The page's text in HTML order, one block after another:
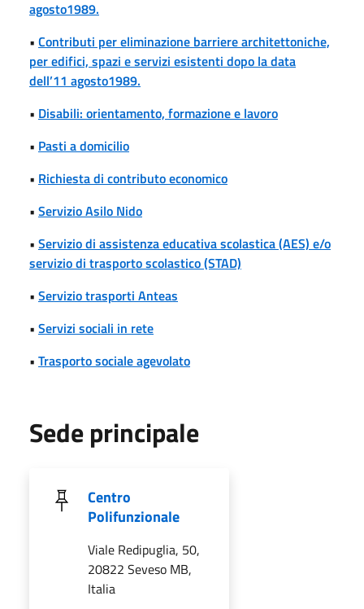
agosto1989.
• Contributi per eliminazione barriere architettoniche,
per edifici, spazi e servizi esistenti dopo la data
dell’11 agosto1989.
• Disabili: orientamento, formazione e lavoro
• Pasti a domicilio
• Richiesta di contributo economico
• Servizio Asilo Nido
• Servizio di assistenza educativa scolastica (AES) e/o
servizio di trasporto scolastico (STAD)
• Servizio trasporti Anteas
• Servizi sociali in rete
• Trasporto sociale agevolato
Sede principale
Centro
Polifunzionale
Viale Redipuglia, 50,
20822 Seveso MB,
Italia